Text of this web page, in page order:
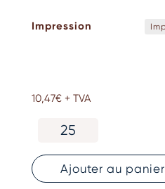
Impression
10,47€ + TVA
isotherme
850
Ajouter au panier